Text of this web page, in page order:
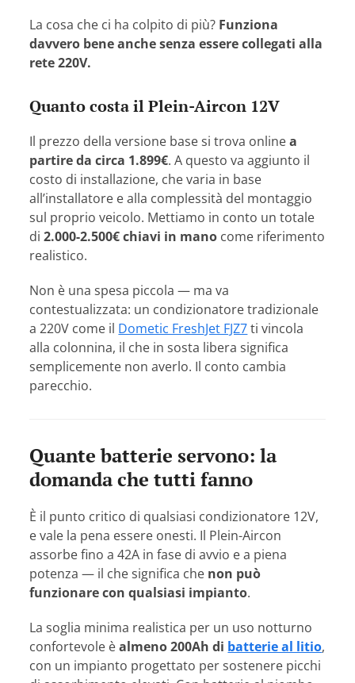
La cosa che ci ha colpito di più? Funziona
davvero bene anche senza essere collegati alla
rete 220V.
Quanto costa il Plein-Aircon 12V
Il prezzo della versione base si trova onlinea
partire da circa 1.899€. A questo va aggiunto il
costo di installazione, che varia in base
all’installatore e alla complessità del montaggio
sul proprio veicolo. Mettiamo in conto un totale
di2.000-2.500€ chiavi in mano come riferimento
realistico.
Non è una spesa piccola — ma va
contestualizzata: un condizionatore tradizionale
a 220V come il Dometic FreshJet FJZ7ti vincola
alla colonnina, il che in sosta libera significa
semplicemente non averlo. Il conto cambia
parecchio.
Quante batterie servono: la
domanda che tutti fanno
È il punto critico di qualsiasi condizionatore 12V,
e vale la pena essere onesti. Il Plein-Aircon
assorbe fino a 42A in fase di avvio e a piena
potenza — il che significa che non può
funzionare con qualsiasi impianto.
La soglia minima realistica per un uso notturno
confortevole èalmeno 200Ah di batterie al litio,
con un impianto progettato per sostenere picchi